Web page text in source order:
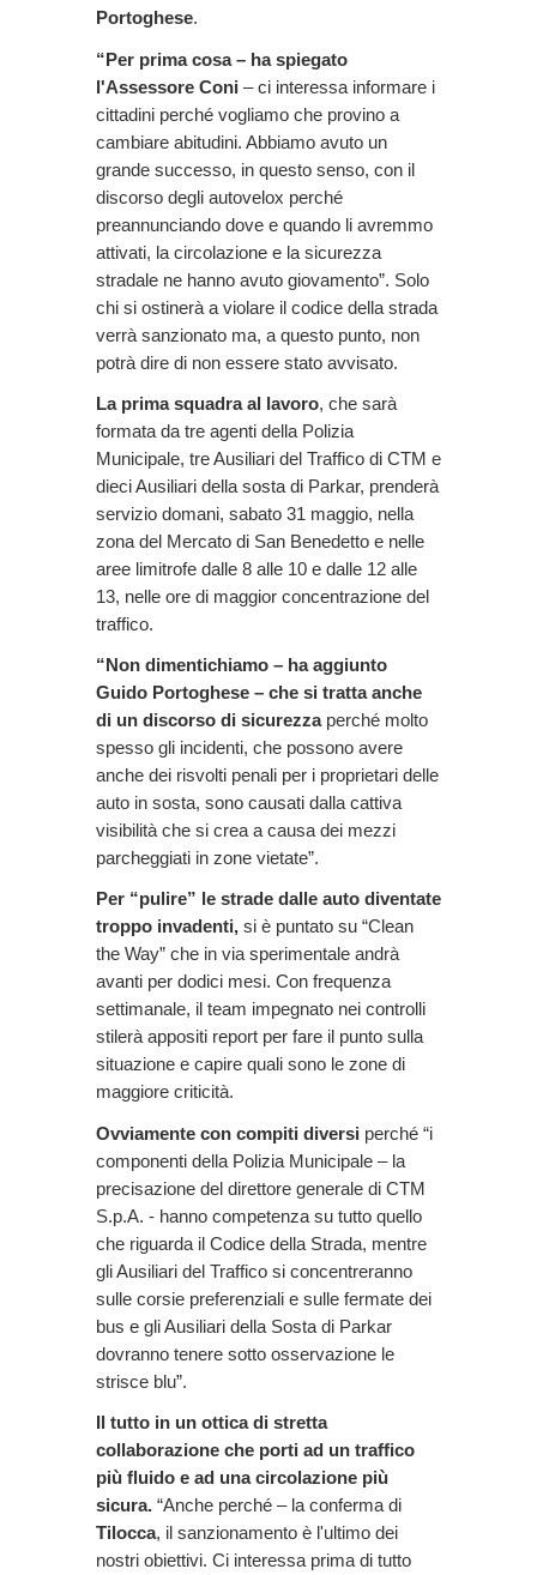
Portoghese.
“Per prima cosa – ha spiegato
l'Assessore Coni – ci interessa informare i
cittadini perché vogliamo che provino a
cambiare abitudini. Abbiamo avuto un
grande successo, in questo senso, con il
discorso degli autovelox perché
preannunciando dove e quando li avremmo
attivati, la circolazione e la sicurezza
stradale ne hanno avuto giovamento”. Solo
chi si ostinerà a violare il codice della strada
verrà sanzionato ma, a questo punto, non
potrà dire di non essere stato avvisato.
La prima squadra al lavoro, che sarà
formata da tre agenti della Polizia
Municipale, tre Ausiliari del Traffico di CTM e
dieci Ausiliari della sosta di Parkar, prenderà
servizio domani, sabato 31 maggio, nella
zona del Mercato di San Benedetto e nelle
aree limitrofe dalle 8 alle 10 e dalle 12 alle
13, nelle ore di maggior concentrazione del
traffico.
“Non dimentichiamo – ha aggiunto
Guido Portoghese – che si tratta anche
di un discorso di sicurezza perché molto
spesso gli incidenti, che possono avere
anche dei risvolti penali per i proprietari delle
auto in sosta, sono causati dalla cattiva
visibilità che si crea a causa dei mezzi
parcheggiati in zone vietate”.
Per “pulire” le strade dalle auto diventate
troppo invadenti, si è puntato su “Clean
the Way” che in via sperimentale andrà
avanti per dodici mesi. Con frequenza
settimanale, il team impegnato nei controlli
stilerà appositi report per fare il punto sulla
situazione e capire quali sono le zone di
maggiore criticità.
Ovviamente con compiti diversi perché “i
componenti della Polizia Municipale – la
precisazione del direttore generale di CTM
S.p.A. - hanno competenza su tutto quello
che riguarda il Codice della Strada, mentre
gli Ausiliari del Traffico si concentreranno
sulle corsie preferenziali e sulle fermate dei
bus e gli Ausiliari della Sosta di Parkar
dovranno tenere sotto osservazione le
strisce blu”.
Il tutto in un ottica di stretta
collaborazione che porti ad un traffico
più fluido e ad una circolazione più
sicura. “Anche perché – la conferma di
Tilocca, il sanzionamento è l'ultimo dei
nostri obiettivi. Ci interessa prima di tutto